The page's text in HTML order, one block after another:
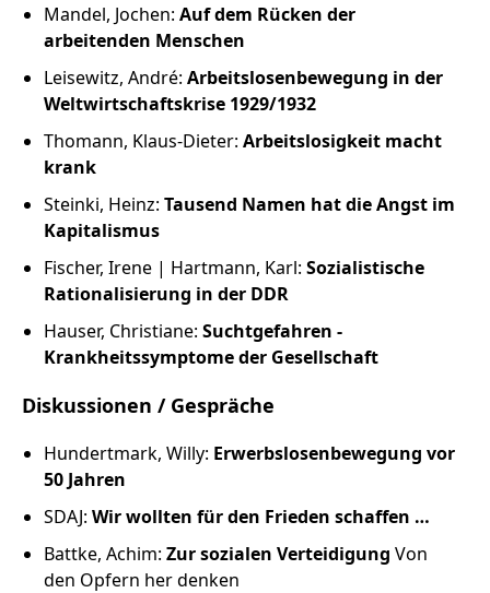
Mandel, Jochen: Auf dem Rücken der
arbeitenden Menschen
Leisewitz, André: Arbeitslosenbewegung in der
Weltwirtschaftskrise 1929/1932
Thomann, Klaus-Dieter: Arbeitslosigkeit macht
krank
Steinki, Heinz: Tausend Namen hat die Angst im
Kapitalismus
Fischer, Irene | Hartmann, Karl: Sozialistische
Rationalisierung in der DDR
Hauser, Christiane: Suchtgefahren -
Krankheitssymptome der Gesellschaft
Diskussionen / Gespräche
Hundertmark, Willy: Erwerbslosenbewegung vor
50 Jahren
SDAJ: Wir wollten für den Frieden schaffen …
Battke, Achim: Zur sozialen Verteidigung Von
den Opfern her denken